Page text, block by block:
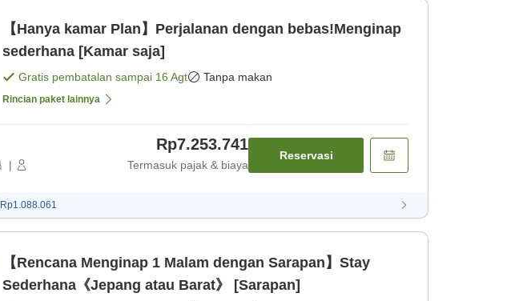
【Hanya kamar Plan】Perjalanan dengan bebas!Menginap
sederhana [Kamar saja]
Gratis pembatalan sampai 16 Agt Tanpa makan
Rincian paket lainnya
|
Rp7.253.741
Termasuk pajak & biaya
Reservasi
Rp1.088.061
【Rencana Menginap 1 Malam dengan Sarapan】Stay
Sederhana《Jepang atau Barat》 [Sarapan]